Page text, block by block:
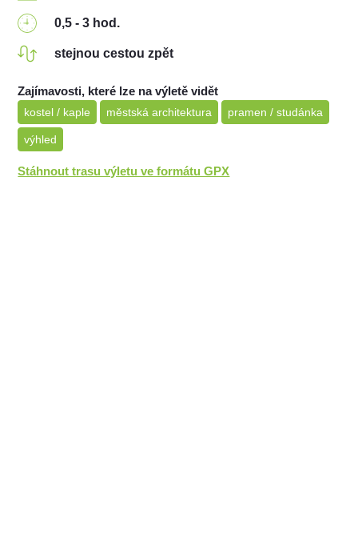
0,5 - 3 hod.
stejnou cestou zpět
Zajímavosti, které lze na výletě vidět
kostel / kaple městská architektura pramen / studánka
výhled
Stáhnout trasu výletu ve formátu GPX